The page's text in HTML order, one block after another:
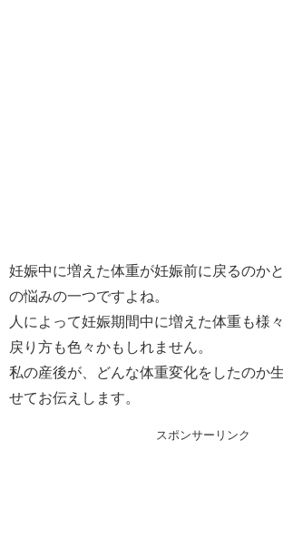
妊娠中に増えた体重が妊娠前に戻るのか
の悩みの一つですよね。
人によって妊娠期間中に増えた体重も様
戻り方も色々かもしれません。
私の産後が、どんな体重変化をしたのか
せてお伝えします。
スポンサーリンク